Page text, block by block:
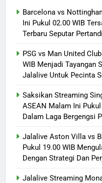
Barcelona vs
Ini Pukul 02.00 WIB
Terbaru Seputar
PSG vs Man United
WIB Menjadi Tayangan
Jalalive Untuk Pecinta
Saksikan Streaming
ASEAN Malam Ini
Dalam Laga Bergengsi
Jalalive Aston Villa vs
Pukul 19.00 WIB
Dengan Strategi Dan
Jalalive Streaming